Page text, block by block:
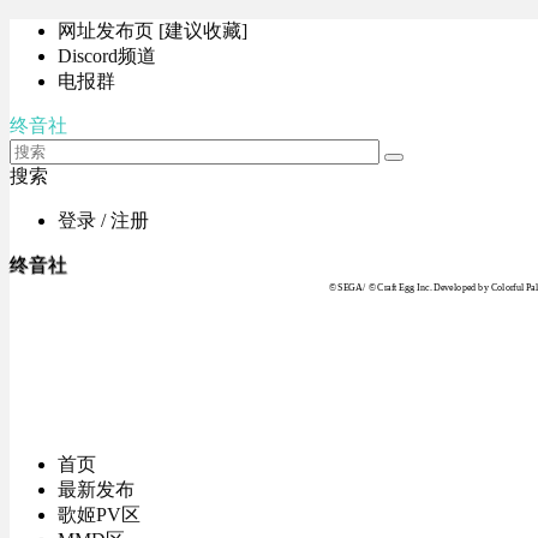
网址发布页 [建议收藏]
Discord频道
电报群
终音社
搜索
登录 / 注册
终音社
© SEGA / © Craft Egg Inc. Developed by Colorful
首页
最新发布
歌姬PV区